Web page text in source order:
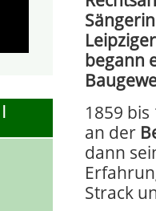
begann
1859
an der
dann
Strack